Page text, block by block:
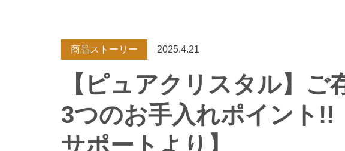
商品ストーリー 2025.4.21
【ピュアクリスタル】ご
3つのお手入れポイント!!
サポートより】